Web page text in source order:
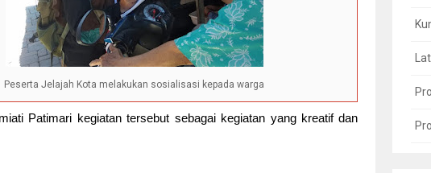
Peserta Jelajah Kota melakukan sosialisasi kepada warga
Patimari kegiatan tersebut sebagai kegiatan yang kreatif dan